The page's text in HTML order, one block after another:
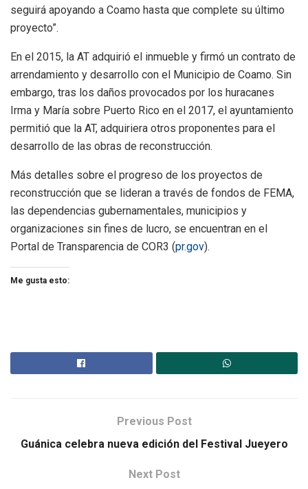
seguirá apoyando a Coamo hasta que complete su último
proyecto”.
En el 2015, la AT adquirió el inmueble y firmó un contrato de
arrendamiento y desarrollo con el Municipio de Coamo. Sin
embargo, tras los daños provocados por los huracanes
Irma y María sobre Puerto Rico en el 2017, el ayuntamiento
permitió que la AT, adquiriera otros proponentes para el
desarrollo de las obras de reconstrucción.
Más detalles sobre el progreso de los proyectos de
reconstrucción que se lideran a través de fondos de FEMA,
las dependencias gubernamentales, municipios y
organizaciones sin fines de lucro, se encuentran en el
Portal de Transparencia de COR3 (pr.gov).
Me gusta esto:
Previous Post
Guánica celebra nueva edición del Festival Jueyero
Next Post